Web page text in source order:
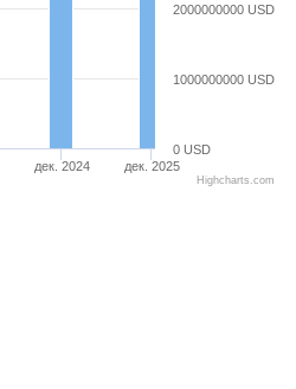
дек. 2024 дек. 2025
0 USD
1000000000 USD
2000000000 USD
Highcharts.com